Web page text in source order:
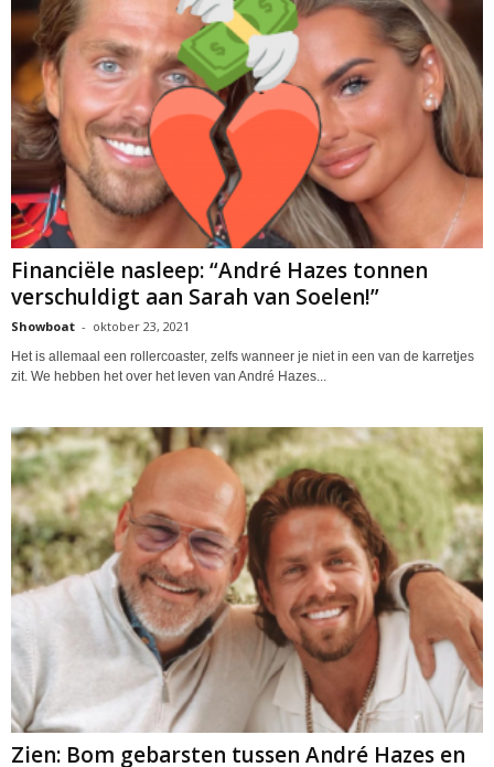
Financiële nasleep: “André Hazes tonnen
verschuldigt aan Sarah van Soelen!”
Showboat - oktober 23, 2021
Het is allemaal een rollercoaster, zelfs wanneer je niet in een van de karretjes
zit. We hebben het over het leven van André Hazes...
Zien: Bom gebarsten tussen André Hazes en